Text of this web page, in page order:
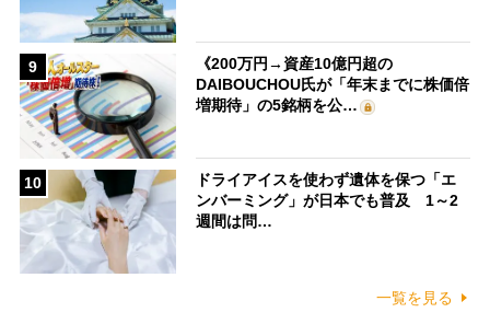
9
《200万円→資産10億円超の
DAIBOUCHOU氏が「年末までに株価倍
増期待」の5銘柄を公…
10
ドライアイスを使わず遺体を保つ「エ
ンバーミング」が日本でも普及 1～2
週間は問…
一覧を見る